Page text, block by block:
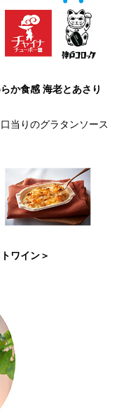
か食感 海老とあさり
当りのグラタンソース
ワイン＞